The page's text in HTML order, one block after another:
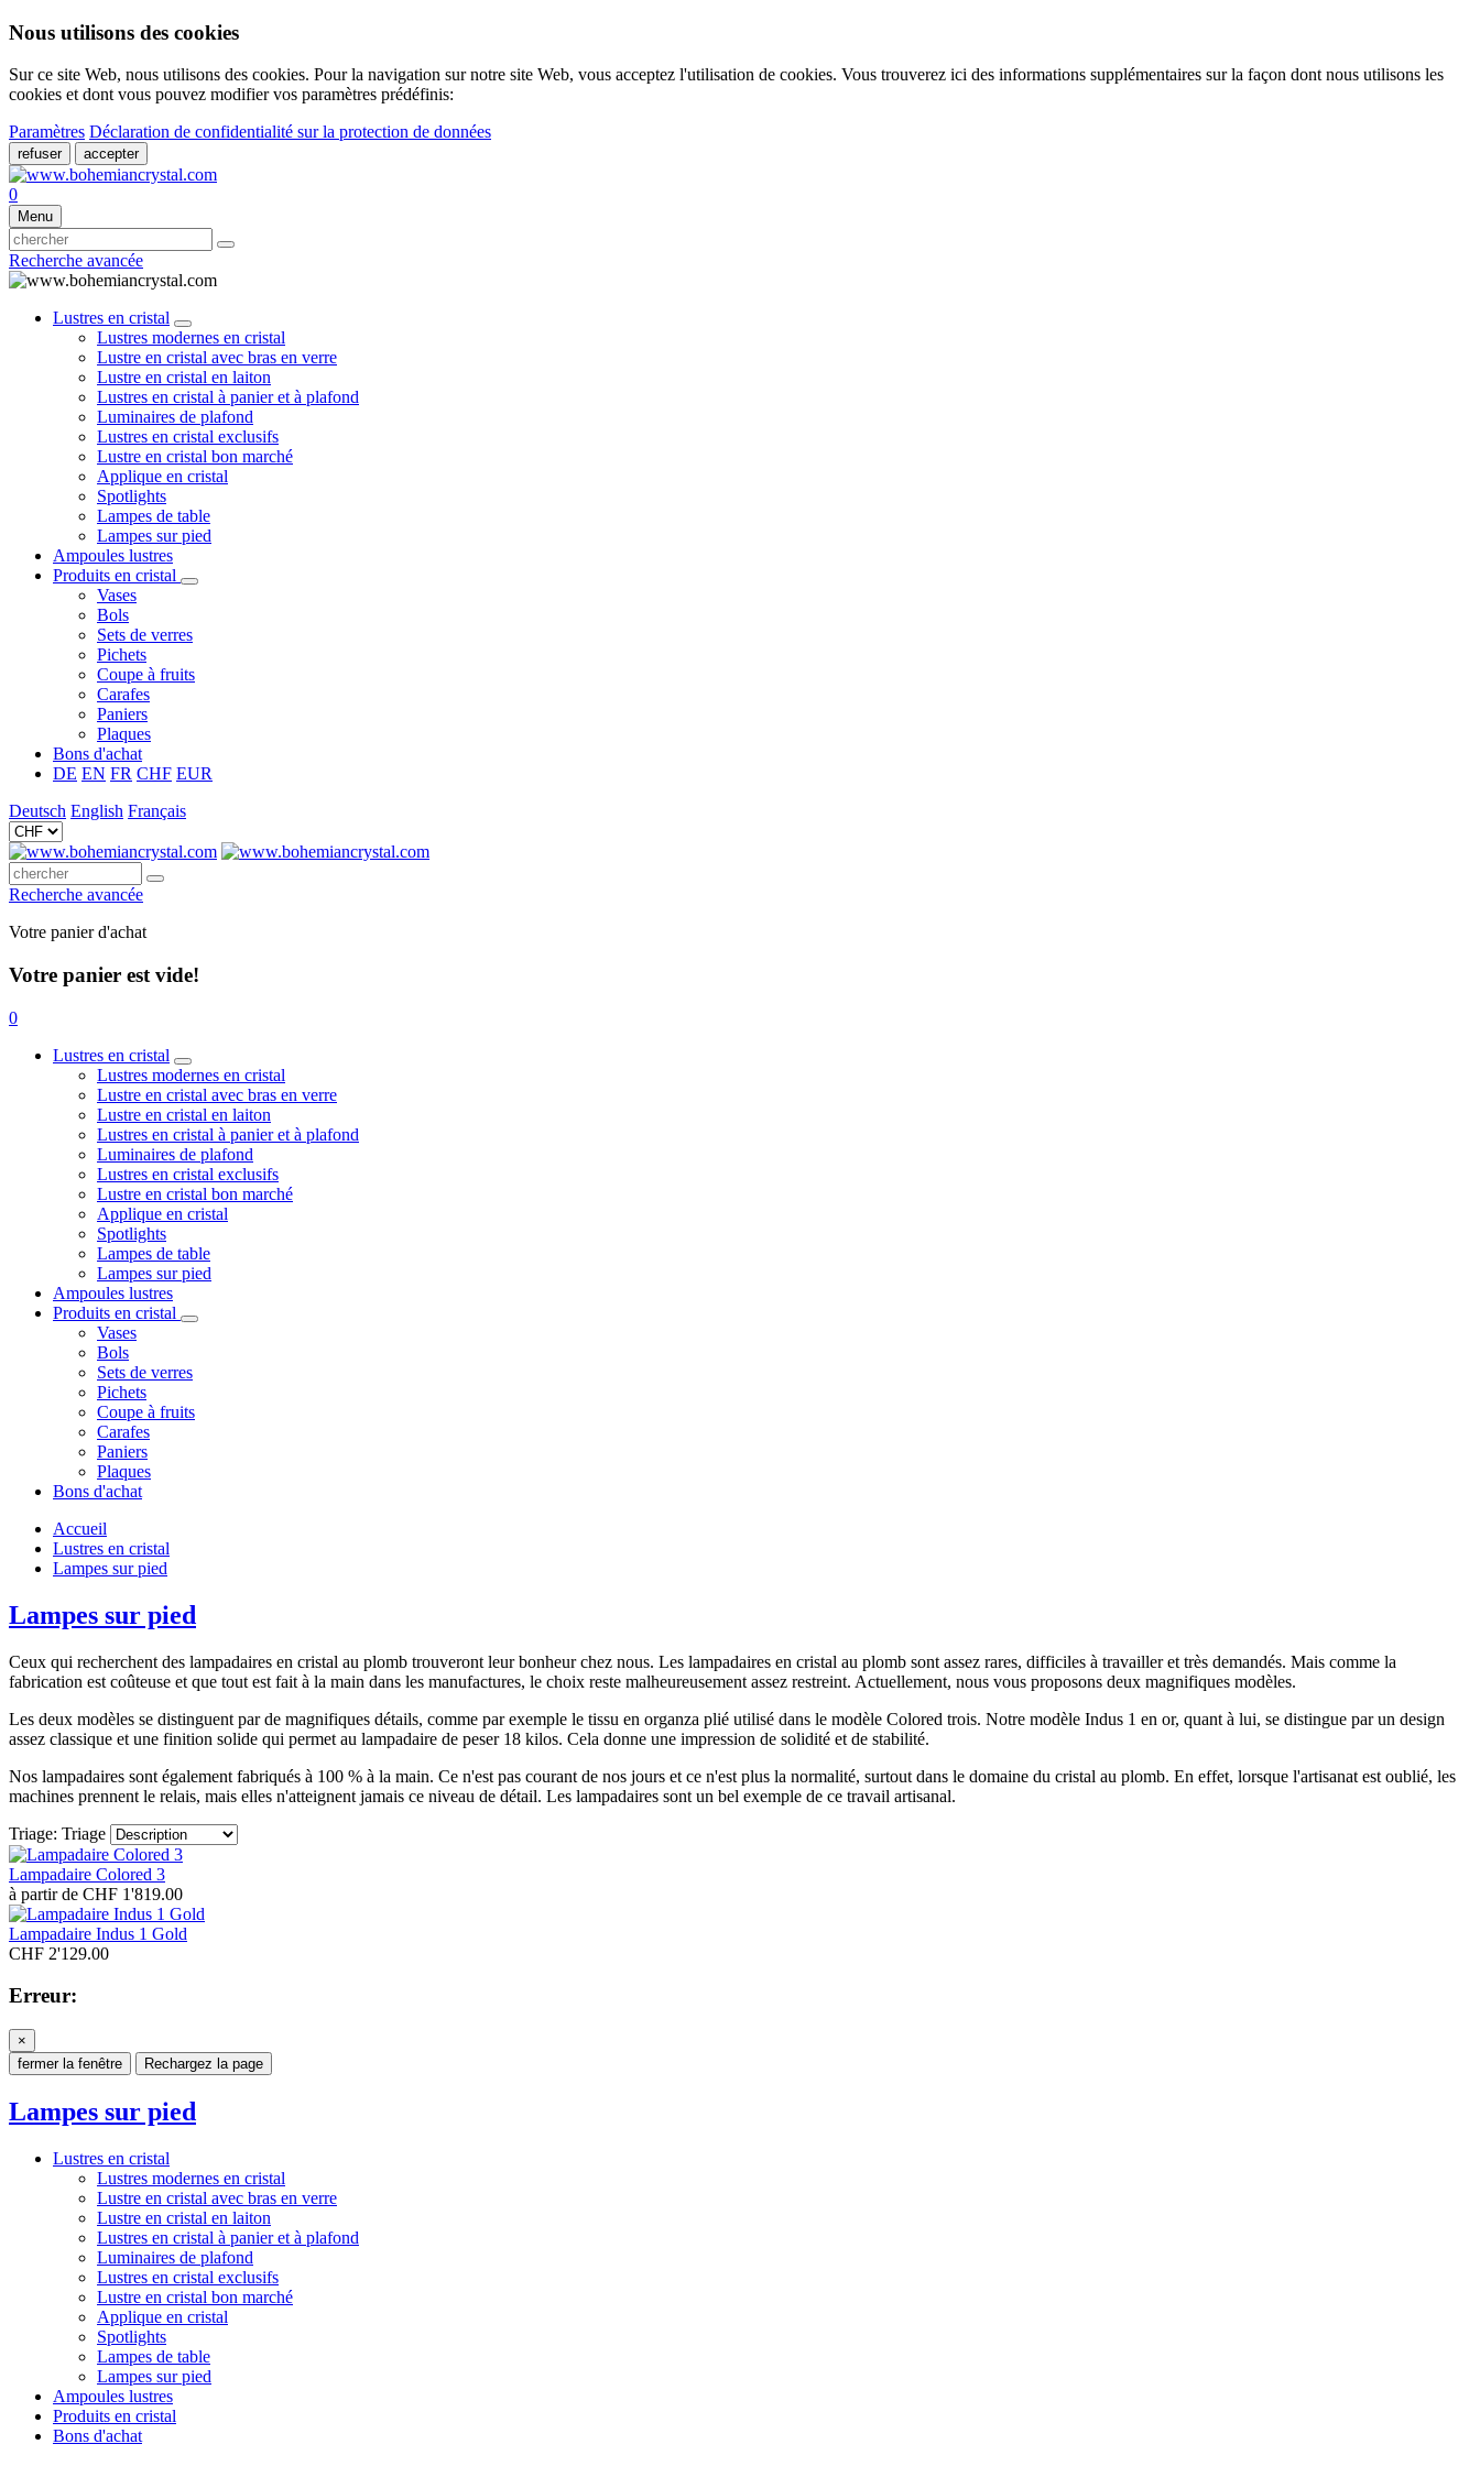
Nous utilisons des cookies
Sur ce site Web, nous utilisons des cookies. Pour la navigation sur notre site Web, vous acceptez l'utilisation de cookies. Vous trouverez ici des informations supplémentaires sur la façon dont nous utilisons les
cookies et dont vous pouvez modifier vos paramètres prédéfinis:
Paramètres Déclaration de confidentialité sur la protection de données
refuser accepter
0
Menu
Recherche avancée
Lustres en cristal
Lustres modernes en cristal
Lustre en cristal avec bras en verre
Lustre en cristal en laiton
Lustres en cristal à panier et à plafond
Luminaires de plafond
Lustres en cristal exclusifs
Lustre en cristal bon marché
Applique en cristal
Spotlights
Lampes de table
Lampes sur pied
Ampoules lustres
Produits en cristal
Vases
Bols
Sets de verres
Pichets
Coupe à fruits
Carafes
Paniers
Plaques
Bons d'achat
DE EN FR CHF EUR
Deutsch English Français
Recherche avancée
Votre panier d'achat
Votre panier est vide!
0
Lustres en cristal
Lustres modernes en cristal
Lustre en cristal avec bras en verre
Lustre en cristal en laiton
Lustres en cristal à panier et à plafond
Luminaires de plafond
Lustres en cristal exclusifs
Lustre en cristal bon marché
Applique en cristal
Spotlights
Lampes de table
Lampes sur pied
Ampoules lustres
Produits en cristal
Vases
Bols
Sets de verres
Pichets
Coupe à fruits
Carafes
Paniers
Plaques
Bons d'achat
Accueil
Lustres en cristal
Lampes sur pied
Lampes sur pied
Ceux qui recherchent des lampadaires en cristal au plomb trouveront leur bonheur chez nous. Les lampadaires en cristal au plomb sont assez rares, difficiles à travailler et très demandés. Mais comme la
fabrication est coûteuse et que tout est fait à la main dans les manufactures, le choix reste malheureusement assez restreint. Actuellement, nous vous proposons deux magnifiques modèles.
Les deux modèles se distinguent par de magnifiques détails, comme par exemple le tissu en organza plié utilisé dans le modèle Colored trois. Notre modèle Indus 1 en or, quant à lui, se distingue par un design
assez classique et une finition solide qui permet au lampadaire de peser 18 kilos. Cela donne une impression de solidité et de stabilité.
Nos lampadaires sont également fabriqués à 100 % à la main. Ce n'est pas courant de nos jours et ce n'est plus la normalité, surtout dans le domaine du cristal au plomb. En effet, lorsque l'artisanat est oublié, les
machines prennent le relais, mais elles n'atteignent jamais ce niveau de détail. Les lampadaires sont un bel exemple de ce travail artisanal.
Triage: Triage
Lampadaire Colored 3
à partir de CHF 1'819.00
Lampadaire Indus 1 Gold
CHF 2'129.00
Erreur:
×
fermer la fenêtre
Rechargez la page
Lampes sur pied
Lustres en cristal
Lustres modernes en cristal
Lustre en cristal avec bras en verre
Lustre en cristal en laiton
Lustres en cristal à panier et à plafond
Luminaires de plafond
Lustres en cristal exclusifs
Lustre en cristal bon marché
Applique en cristal
Spotlights
Lampes de table
Lampes sur pied
Ampoules lustres
Produits en cristal
Bons d'achat